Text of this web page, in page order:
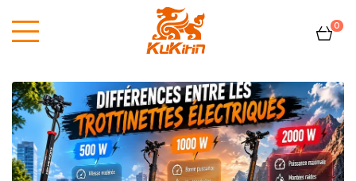
Kukirin
France
0